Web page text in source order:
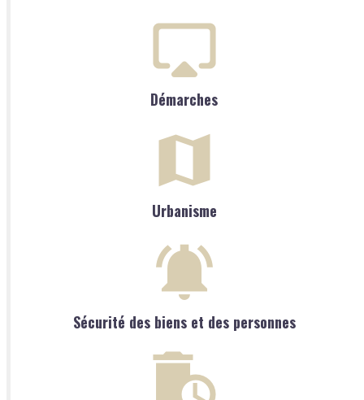
Démarches
Urbanisme
Sécurité des biens et des personnes